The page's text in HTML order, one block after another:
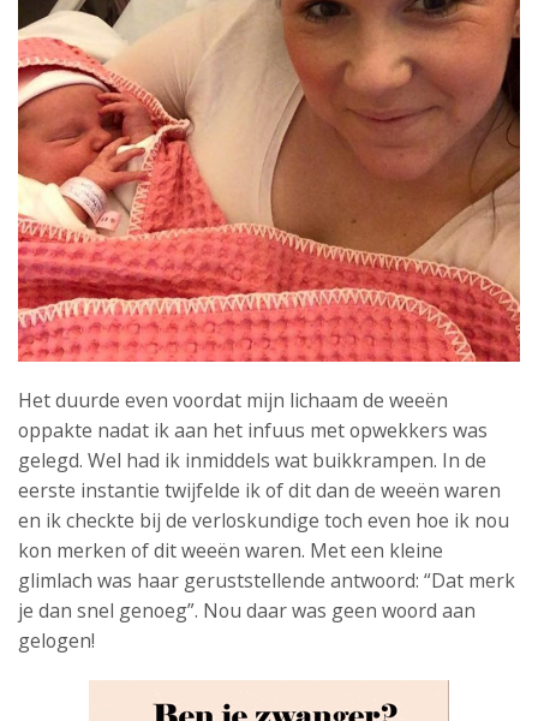
Het duurde even voordat mijn lichaam de weeën
oppakte nadat ik aan het infuus met opwekkers was
gelegd. Wel had ik inmiddels wat buikkrampen. In de
eerste instantie twijfelde ik of dit dan de weeën waren
en ik checkte bij de verloskundige toch even hoe ik nou
kon merken of dit weeën waren. Met een kleine
glimlach was haar geruststellende antwoord: “Dat merk
je dan snel genoeg”. Nou daar was geen woord aan
gelogen!